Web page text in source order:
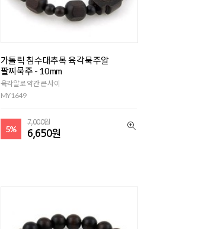
가톨릭 침수대추목 육각묵주알
팔찌묵주 - 10mm
육각알로 약간 큰 사이
MY1649
5%
7,000원
6,650원